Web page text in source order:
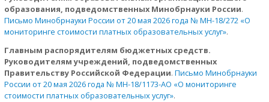
образования, подведомственных Минобрнауки России.
Письмо Минобрнауки России от 20 мая 2026 года № МН-18/272 «О
мониторинге стоимости платных образовательных услуг».
Главным распорядителям бюджетных средств.
Руководителям учреждений, подведомственных
Правительству Российской Федерации. Письмо Минобрнауки
России от 20 мая 2026 года № МН-18/1173-АО «О мониторинге
стоимости платных образовательных услуг».